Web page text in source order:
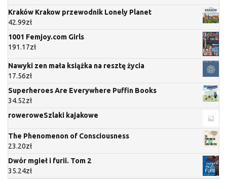
Kraków Krakow przewodnik Lonely Planet
42.99zł
1001 Femjoy.com Girls
191.17zł
Nawyki zen mała książka na resztę życia
17.56zł
Superheroes Are Everywhere Puffin Books
34.52zł
roweroweSzlaki kajakowe
The Phenomenon of Consciousness
23.20zł
Dwór mgieł i furii. Tom 2
35.24zł